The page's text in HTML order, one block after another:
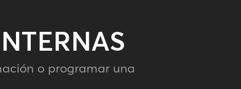
o programar una